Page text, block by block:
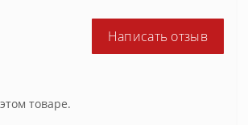
Написать отзыв
товаре.